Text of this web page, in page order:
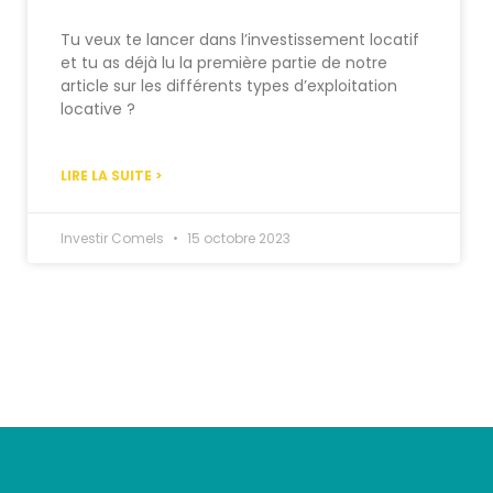
Tu veux te lancer dans l’investissement locatif
et tu as déjà lu la première partie de notre
article sur les différents types d’exploitation
locative ?
LIRE LA SUITE >
Investir Comels 15 octobre 2023